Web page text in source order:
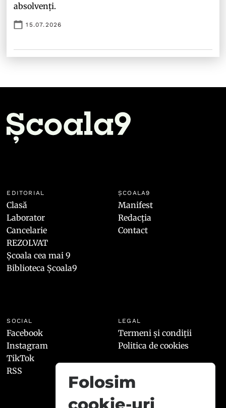
absolvenți.
15.07.2026
EDITORIAL
Clasă
Laborator
Cancelarie
REZOLVAT
Școala cea mai 9
Biblioteca Școala9
ȘCOALA9
Manifest
Redacția
Contact
SOCIAL
Facebook
Instagram
TikTok
RSS
LEGAL
Termeni și condiții
Politica de cookies
Folosim